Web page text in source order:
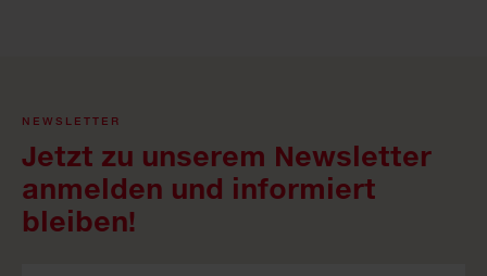
NEWSLETTER
Jetzt zu unserem Newsletter
anmelden und informiert
bleiben!